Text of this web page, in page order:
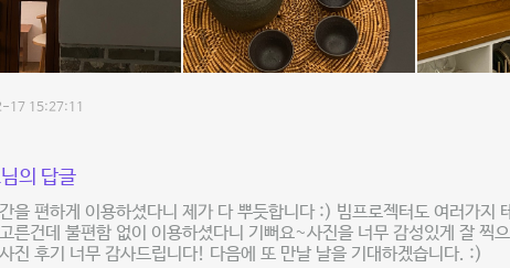
17 15:27:11
의 답글
을 편하게 이용하셨다니 제가 다 뿌듯합니다 :) 빔프로젝터도 여러가지
른건데 불편함 없이 이용하셨다니 기뻐요~사진을 너무 감성있게 잘 찍
진 후기 너무 감사드립니다! 다음에 또 만날 날을 기대하겠습니다. :)